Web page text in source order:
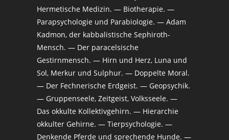
Hermetische Medizin. — Biotherapie. —
Parapsychologie und Parabiologie. — Adam
Kadmon, der kabbalistische Sephiroth-
Mensch. — Der paracelsische
Gestirnmensch. — Hirn und Herz, Luna und
Sol, Merkur und Sulphur. — Doppelte Moral.
— Der Fechnerische Erdgeist. — Geopsychik.
— Gruppenseele, Zeitgeist, Volksseele. —
Das okkulte Kollektivgehirn. — Hierarchie
okkulter Gehirne. — Tierpsychologie. —
Denkende Pferde und sprechende Hunde. —